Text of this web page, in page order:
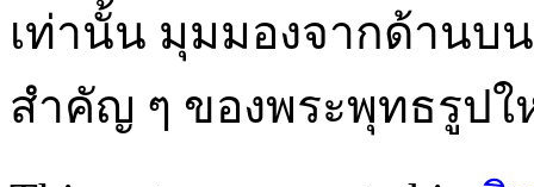
เท่านั้น มุมมองจากด้าน
สำคัญ ๆ ของพระพุทธรูป